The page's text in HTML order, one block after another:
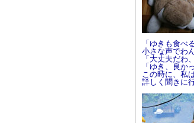
「ゆきも食べ
小さな声でわ
「大丈夫だわ
「ゆき、良か
この時に、私
詳しく聞きに